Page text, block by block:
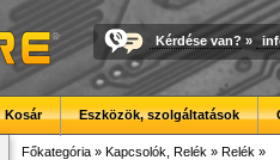
Kérdése van? »
Kosár Eszközök, szolgáltatások
Főkategória » Kapcsolók, Relék » Relék »